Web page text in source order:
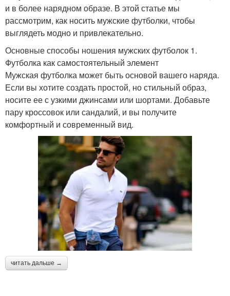
и в более нарядном образе. В этой статье мы
рассмотрим, как носить мужские футболки, чтобы
выглядеть модно и привлекательно.
Основные способы ношения мужских футболок 1.
Футболка как самостоятельный элемент
Мужская футболка может быть основой вашего наряда.
Если вы хотите создать простой, но стильный образ,
носите ее с узкими джинсами или шортами. Добавьте
пару кроссовок или сандалий, и вы получите
комфортный и современный вид.
читать дальше →